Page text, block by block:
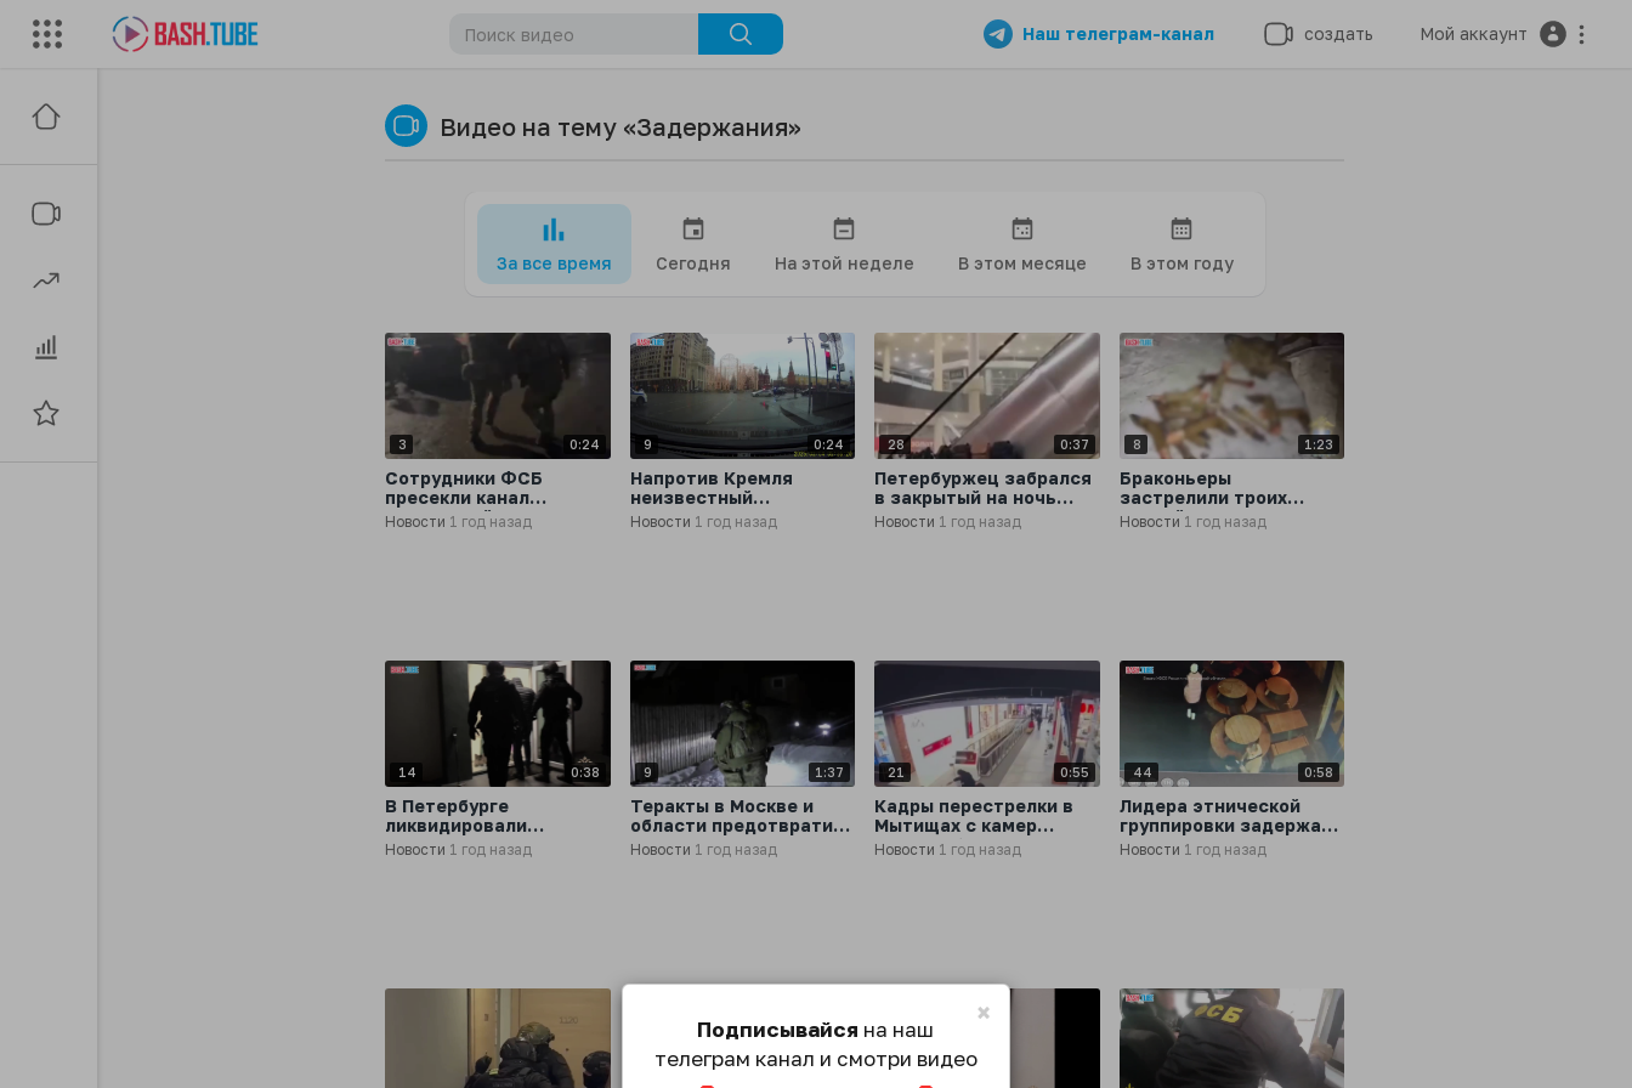
Наш телеграм-канал создать Мой аккаунт
Видео на тему «Задержания»
За все время Сегодня На этой неделе В этом месяце В этом году
3 0:24
Сотрудники ФСБ
пресекли канал
незаконной миграции в
Мариуполе
Новости 1 год назад
9 0:24
Напротив Кремля
неизвестный
попытался помешать
проезду кортежа с
Новости 1 год назад
28 0:37
Петербуржец забрался
в закрытый на ночь
ТРЦ на проспекте
Большевиков и устроил
Новости 1 год назад
8 1:23
Браконьеры
застрелили троих
оленей и косулю в
лесах Ростовской
Новости 1 год назад
14 0:38
В Петербурге
ликвидировали
нелегальное агентство
по найму нянь и
Новости 1 год назад
9 1:37
Теракты в Москве и
области предотвратили
силовики. Боевик,
планировавший
Новости 1 год назад
21 0:55
Кадры перестрелки в
Мытищах с камер
видеонаблюдения
Новости 1 год назад
44 0:58
Лидера этнической
группировки задержали
в Калуге
Новости 1 год назад
×
Подписывайся на наш
телеграм канал и смотри видео